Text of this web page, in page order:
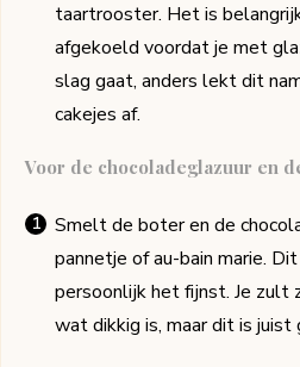
taartrooster. Het is
afgekoeld voordat je met
slag gaat, anders lekt dit
cakejes af.
Voor de chocoladeglazuur en
Smelt de boter en de
pannetje of au-bain marie.
persoonlijk het fijnst. Je zult
wat dikkig is, maar dit is juist